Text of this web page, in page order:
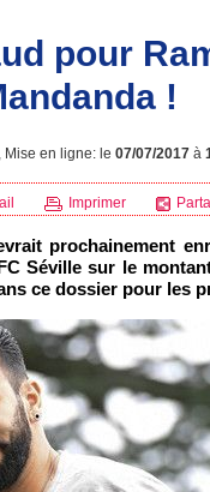
pour
!
Mise en ligne: le 07/07/2017 à
Imprimer
prochainement
Séville sur le
ce dossier pour les